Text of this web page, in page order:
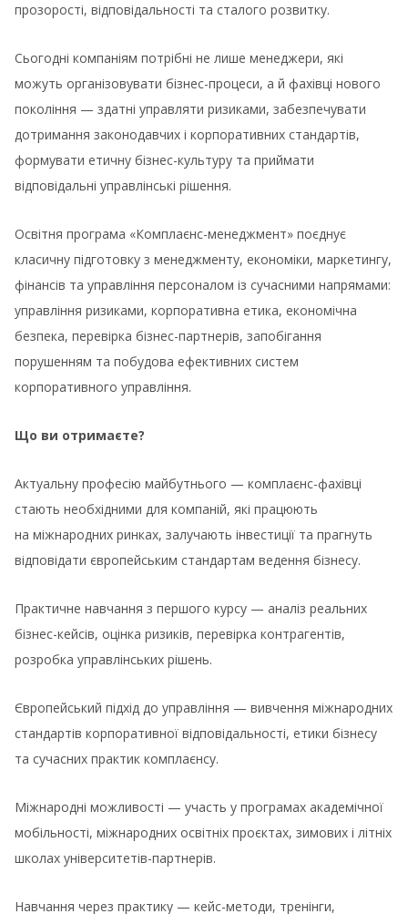
прозорості, відповідальності та сталого розвитку.
Сьогодні компаніям потрібні не лише менеджери, які
можуть організовувати бізнес-процеси, а й фахівці нового
покоління — здатні управляти ризиками, забезпечувати
дотримання законодавчих і корпоративних стандартів,
формувати етичну бізнес-культуру та приймати
відповідальні управлінські рішення.
Освітня програма «Комплаєнс-менеджмент» поєднує
класичну підготовку з менеджменту, економіки, маркетингу,
фінансів та управління персоналом із сучасними напрямами:
управління ризиками, корпоративна етика, економічна
безпека, перевірка бізнес-партнерів, запобігання
порушенням та побудова ефективних систем
корпоративного управління.
Що ви отримаєте?
Актуальну професію майбутнього — комплаєнс-фахівці
стають необхідними для компаній, які працюють
на міжнародних ринках, залучають інвестиції та прагнуть
відповідати європейським стандартам ведення бізнесу.
Практичне навчання з першого курсу — аналіз реальних
бізнес-кейсів, оцінка ризиків, перевірка контрагентів,
розробка управлінських рішень.
Європейський підхід до управління — вивчення міжнародних
стандартів корпоративної відповідальності, етики бізнесу
та сучасних практик комплаєнсу.
Міжнародні можливості — участь у програмах академічної
мобільності, міжнародних освітніх проєктах, зимових і літніх
школах університетів-партнерів.
Навчання через практику — кейс-методи, тренінги,